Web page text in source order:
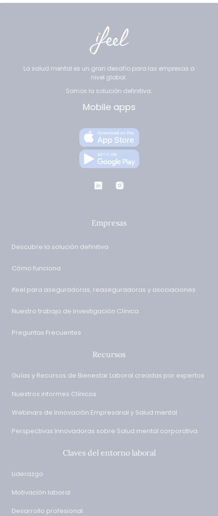
La salud mental es un gran desafío para las empresas a
nivel global.
Somos la solución definitiva.
Mobile apps
Empresas
Descubre la solución definitiva
Cómo funciona
ifeel para aseguradoras, reaseguradoras y asociaciones
Nuestro trabajo de Investigación Clínica
Preguntas Frecuentes
Recursos
Guías y Recursos de Bienestar Laboral creadas por expertos
Nuestros informes Clínicos
Webinars de Innovación Empresarial y Salud mental
Perspectivas Innovadoras sobre Salud mental corporativa
Claves del entorno laboral
Liderazgo
Motivación laboral
Desarrollo profesional